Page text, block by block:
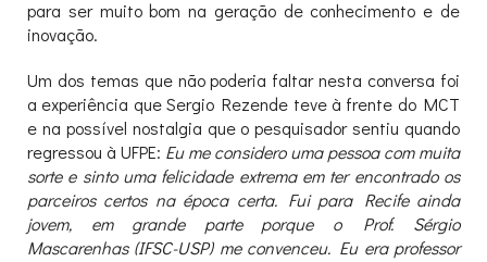
para ser muito bom na geração de conhecimento e de
inovação.
Um dos temas que não poderia faltar nesta conversa foi
a experiência que Sergio Rezende teve à frente do MCT
e na possível nostalgia que o pesquisador sentiu quando
regressou à UFPE: Eu me considero uma pessoa com muita
sorte e sinto uma felicidade extrema em ter encontrado os
parceiros certos na época certa. Fui para Recife ainda
jovem, em grande parte porque o Prof. Sérgio
Mascarenhas (IFSC-USP) me convenceu. Eu era professor